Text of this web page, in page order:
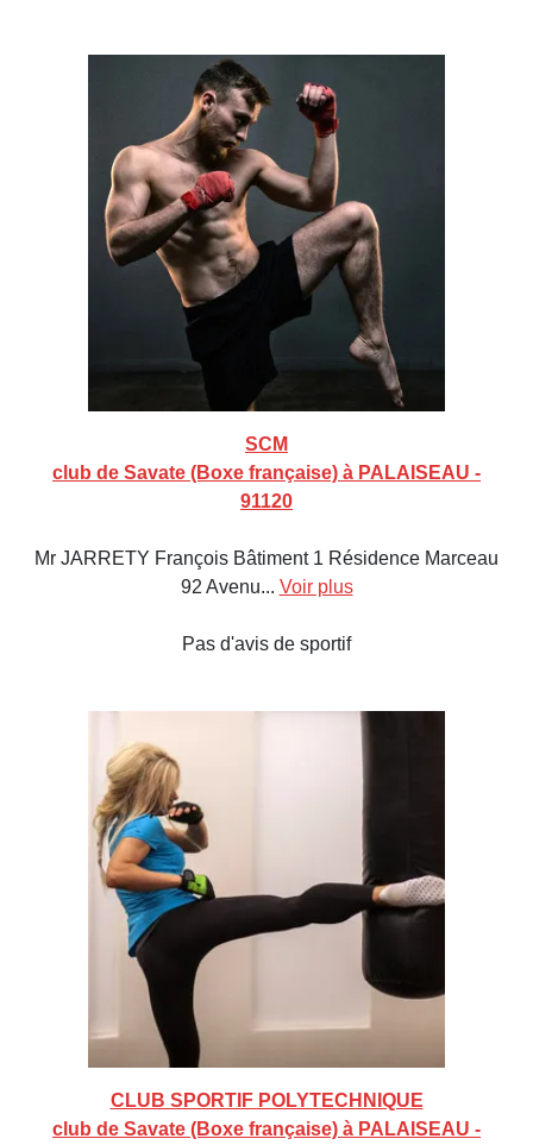
SCM
club de Savate (Boxe française) à PALAISEAU -
91120
Mr JARRETY François Bâtiment 1 Résidence Marceau
92 Avenu... Voir plus
Pas d'avis de sportif
CLUB SPORTIF POLYTECHNIQUE
club de Savate (Boxe française) à PALAISEAU -